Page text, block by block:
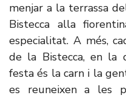
menjar a la terrassa
Bistecca alla
especialitat. A més,
de la Bistecca, en la
festa és la carn i la
es reuneixen a les